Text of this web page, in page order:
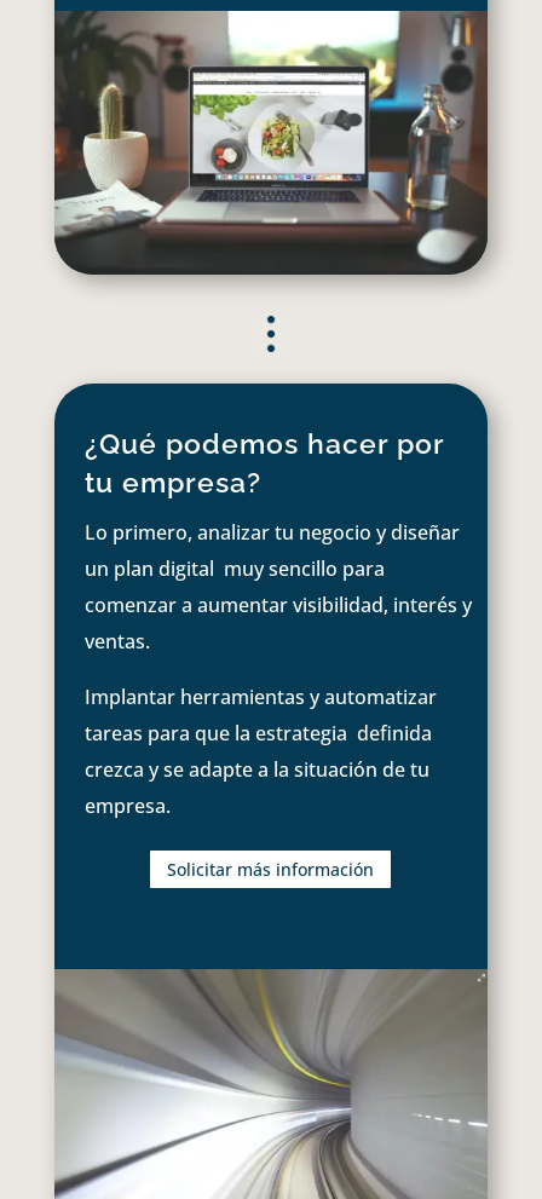
¿Qué podemos hacer por
tu empresa?
Lo primero, analizar tu negocio y diseñar
un plan digital muy sencillo para
comenzar a aumentar visibilidad, interés y
ventas.
Implantar herramientas y automatizar
tareas para que la estrategia definida
crezca y se adapte a la situación de tu
empresa.
Solicitar más información